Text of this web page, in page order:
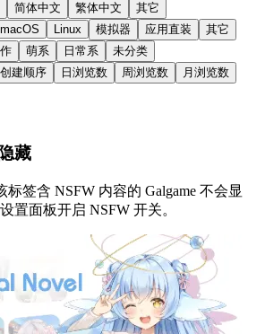
简体中文 繁体中文
其它
macOS Linux 模拟器 应用直装
其它
萌系 日常系
未分类
创建顺序 日浏览数 周浏览数
月浏览数
藏
标签含 NSFW 内容的 Galgame 不会显
置面板开启 NSFW 开关。